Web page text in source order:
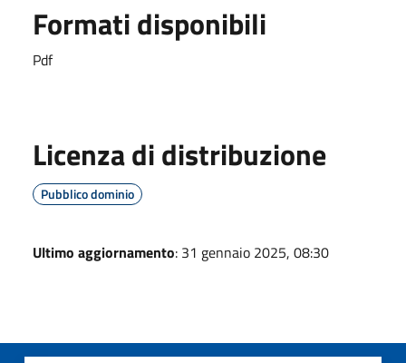
Formati disponibili
Pdf
Licenza di distribuzione
Pubblico dominio
Ultimo aggiornamento: 31 gennaio 2025, 08:30